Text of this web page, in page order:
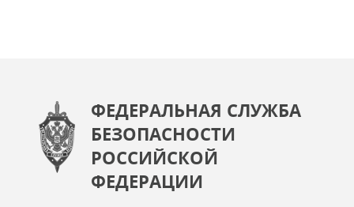
ФЕДЕРАЛЬНАЯ СЛУЖБА
БЕЗОПАСНОСТИ
РОССИЙСКОЙ
ФЕДЕРАЦИИ